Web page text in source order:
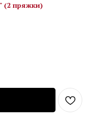
(2 пряжки)